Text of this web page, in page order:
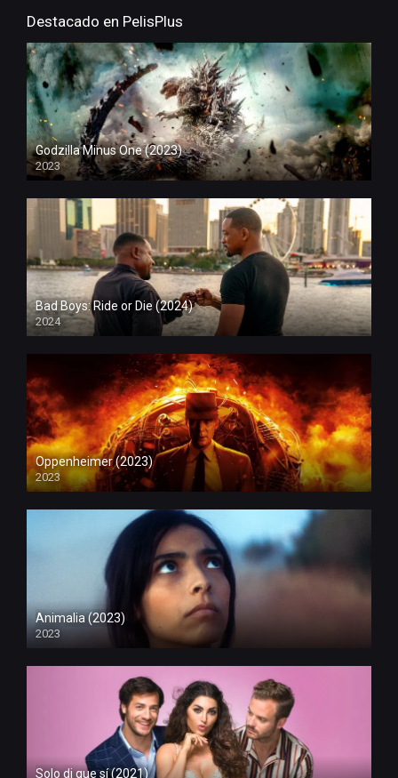
Destacado en PelisPlus
Godzilla Minus One (2023)
2023
Bad Boys: Ride or Die (2024)
2024
Oppenheimer (2023)
2023
Animalia (2023)
2023
Solo di que sí (2021)